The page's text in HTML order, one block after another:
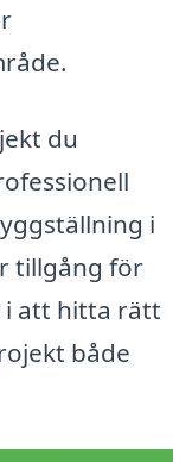
du
i
tillgång för
i att hitta rätt
både